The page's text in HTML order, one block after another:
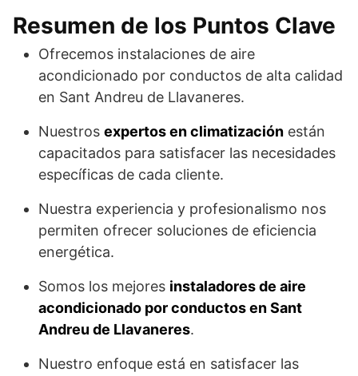
Resumen de los Puntos Clave
Ofrecemos instalaciones de aire
acondicionado por conductos de alta calidad
en Sant Andreu de Llavaneres.
Nuestros expertos en climatización están
capacitados para satisfacer las necesidades
específicas de cada cliente.
Nuestra experiencia y profesionalismo nos
permiten ofrecer soluciones de eficiencia
energética.
Somos los mejores instaladores de aire
acondicionado por conductos en Sant
Andreu de Llavaneres.
Nuestro enfoque está en satisfacer las